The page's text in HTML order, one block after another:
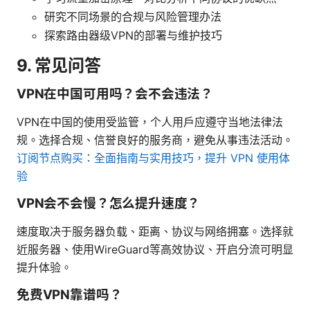
研究不同场景的合规与风险管理办法
探索路由器级VPN的部署与维护技巧
9. 常见问答
VPN在中国可用吗？会不会违法？
VPN在中国的使用受监管，个人用户应遵守当地法律法
规。选择合规、信誉良好的服务商，避免从事违法活动。
订阅节点购买：全面指南与实用技巧，提升 VPN 使用体
验
VPN会不会慢？怎么提升速度？
速度取决于服务器负载、距离、协议与网络拥塞。选择就
近服务器、使用WireGuard等高效协议、开启分流可明显
提升体验。
免费VPN靠谱吗？